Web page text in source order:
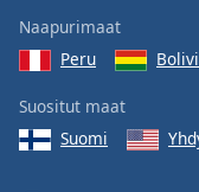
Naapurimaat
Peru
Suositut maat
Suomi